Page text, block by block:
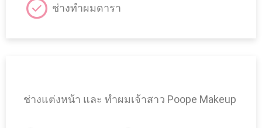
ช่างทำผมดารา
ช่างแต่งหน้า และ ทำผมเจ้าสาว Poope Makeup